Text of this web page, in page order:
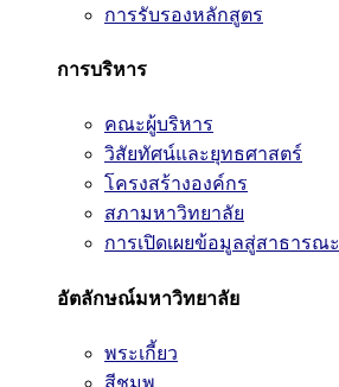
การรับรองหลักสูตร
การบริหาร
คณะผู้บริหาร
วิสัยทัศน์และยุทธศาสตร์
โครงสร้างองค์กร
สภามหาวิทยาลัย
การเปิดเผยข้อมูลสู่สาธารณะ
อัตลักษณ์มหาวิทยาลัย
พระเกี้ยว
สีชมพู